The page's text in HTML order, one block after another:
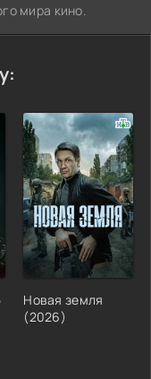
мира кино.
Новая земля
(2026)